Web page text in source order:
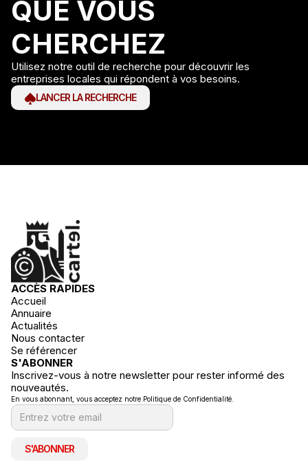
QUE VOUS
CHERCHEZ
Utilisez notre outil de recherche pour découvrir les
entreprises locales qui répondent à vos besoins.
LANCER LA RECHERCHE
ACCÈS RAPIDES
Accueil
Annuaire
Actualités
Nous contacter
Se référencer
S'ABONNER
Inscrivez-vous à notre newsletter pour rester informé des
nouveautés.
En vous abonnant, vous acceptez notre Politique de Confidentialité.